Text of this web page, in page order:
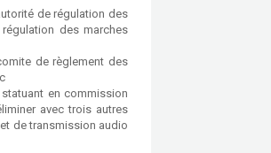
de régulation des
des marches
de règlement des
en commission
avec trois autres
de transmission audio